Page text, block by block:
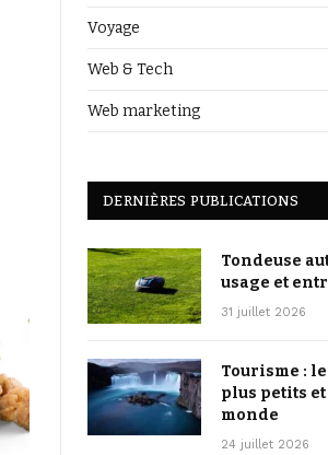
Voyage
Web & Tech
Web marketing
DERNIÈRES PUBLICATIONS
Tondeuse
usage et
31 juillet 2026
Tourisme :
plus petits
monde
24 juillet 2026